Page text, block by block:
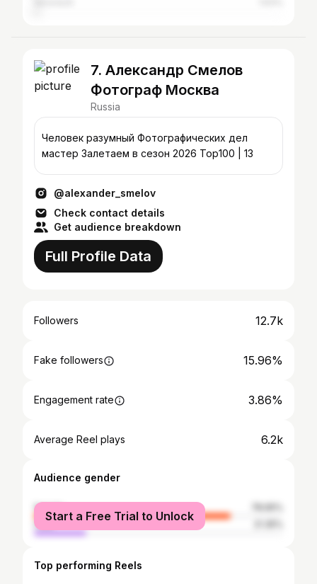
7. Александр Смелов
Фотограф Москва
Russia
Человек разумный Фотографических дел
мастер Залетаем в сезон 2026 Top100 | 13
@alexander_smelov
Check contact details
Get audience breakdown
Full Profile Data
Followers 12.7k
Fake followers 15.96%
Engagement rate 3.86%
Average Reel plays 6.2k
Audience gender
female
male
Start a Free Trial to Unlock
Top performing Reels